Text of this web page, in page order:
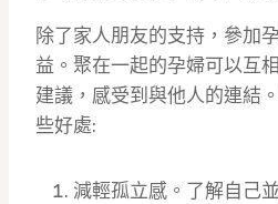
除了家人朋友的支持，參加
益。聚在一起的孕婦可以互
建議，感受到與他人的連結
些好處:
減輕孤立感。了解自己